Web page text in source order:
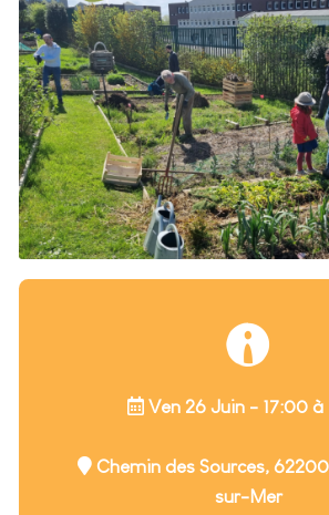
Ven 26 Juin - 17:00 à
Chemin des Sources,
sur-Mer